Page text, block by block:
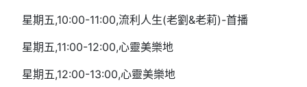
星期五,10:00-11:00,流利人生(老劉&老莉)-首播
星期五,11:00-12:00,心靈美樂地
星期五,12:00-13:00,心靈美樂地